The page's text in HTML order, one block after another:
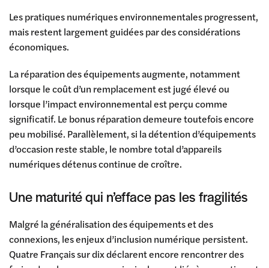
Les pratiques numériques environnementales progressent,
mais restent largement guidées par des considérations
économiques.
La réparation des équipements augmente, notamment
lorsque le coût d’un remplacement est jugé élevé ou
lorsque l’impact environnemental est perçu comme
significatif. Le bonus réparation demeure toutefois encore
peu mobilisé. Parallèlement, si la détention d’équipements
d’occasion reste stable, le nombre total d’appareils
numériques détenus continue de croître.
Une maturité qui n’efface pas les fragilités
Malgré la généralisation des équipements et des
connexions, les enjeux d’inclusion numérique persistent.
Quatre Français sur dix déclarent encore rencontrer des